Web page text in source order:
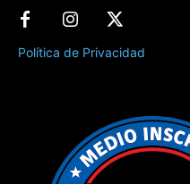
Política de Privacidad